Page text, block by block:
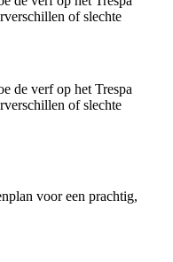
of slechte
de verf op het Trespa
of slechte
voor een prachtig,